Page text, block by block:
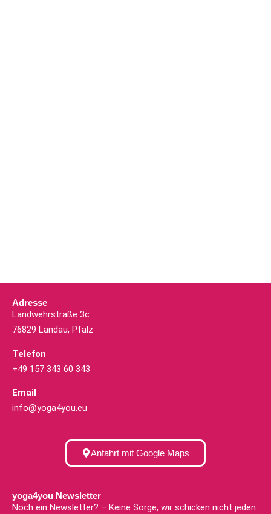
Adresse
Landwehrstraße 3c
76829 Landau, Pfalz
Telefon
+49 157 343 60 343
Email
info@yoga4you.eu
Anfahrt mit Google Maps
yoga4you Newsletter
Noch ein Newsletter? – Keine Sorge, wir schicken nicht jeden